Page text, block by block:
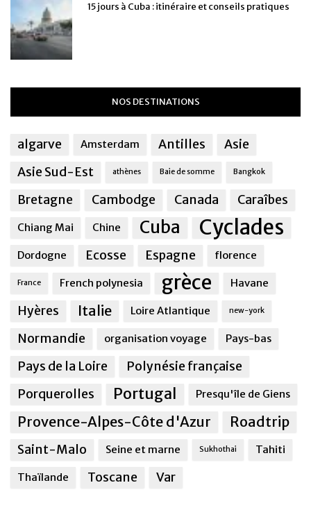
15 jours à Cuba : itinéraire et conseils pratiques
NOS DESTINATIONS
algarve Amsterdam Antilles
Asie
Asie Sud-Est
athènes Baie de somme Bangkok
Bretagne Cambodge Canada Caraîbes
Chiang Mai Chine Cuba Cyclades
Dordogne Ecosse Espagne florence
France French polynesia grèce Havane
Hyères Italie Loire Atlantique new-york
Normandie organisation voyage Pays-bas
Pays de la Loire
Polynésie française
Porquerolles
Portugal Presqu'île de Giens
Provence-Alpes-Côte d'Azur Roadtrip
Saint-Malo Seine et marne Sukhothai Tahiti
Thaïlande Toscane Var